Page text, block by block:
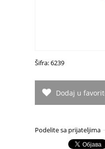
Šifra: 6239
Dodaj u
Podelite sa prijateljima